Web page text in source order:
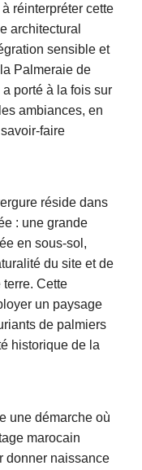
réinterpréter cette
architectural
sensible et
Palmeraie de
porté à la fois sur
ambiances, en
faire
réside dans
: une grande
en sous-sol,
du site et de
terre. Cette
un paysage
de palmiers
historique de la
une démarche où
marocain
donner naissance